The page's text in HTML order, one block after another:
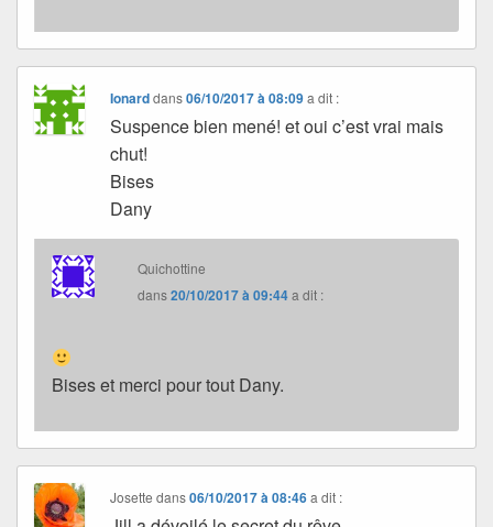
Ionarddans06/10/2017 à 08:09 a dit :
Suspence bien mené! et oui c’est vrai mais
chut!
Bises
Dany
Quichottine
dans20/10/2017 à 09:44a dit :
Bises et merci pour tout Dany.
Josette dans06/10/2017 à 08:46 a dit :